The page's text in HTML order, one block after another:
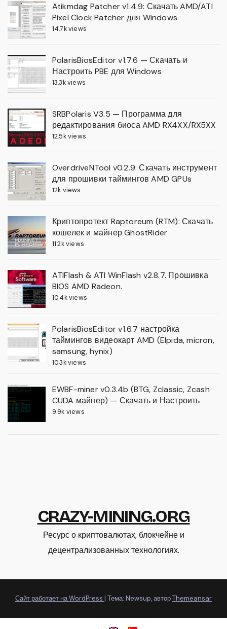
Atikmdag Patcher v1.4.9: Скачать AMD/ATI
Pixel Clock Patcher для Windows
14.7k views
PolarisBiosEditor v1.7.6 — Скачать и
Настроить PBE для Windows
13.3k views
SRBPolaris V3.5 — Программа для
редактирования биоса AMD RX4XX/RX5XX
12.5k views
OverdriveNTool v0.2.9: Скачать инструмент
для прошивки таймингов AMD GPUs
12k views
Криптопротект Raptoreum (RTM): Скачать
кошелек и майнер GhostRider
11.2k views
ATIFlash & ATI WinFlash v2.8.7. Прошивка
BIOS AMD Radeon.
10.4k views
PolarisBiosEditor v1.6.7 настройка
таймингов видеокарт AMD (Elpida, micron,
samsung, hynix)
10.3k views
EWBF-miner v0.3.4b (BTG, Zclassic, Zcash
CUDA майнер) — Скачать и Настроить
9.9k views
CRAZY-MINING.ORG
Ресурс о криптовалютах, блокчейне и
децентрализованных технологиях.
Сайт работает на WordPress | Тема: Newsup, авторThemeansar